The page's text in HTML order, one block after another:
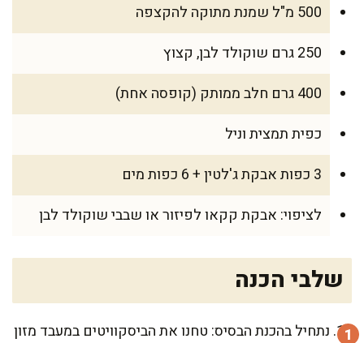
500 מ"ל שמנת מתוקה להקצפה
250 גרם שוקולד לבן, קצוץ
400 גרם חלב ממותק (קופסה אחת)
כפית תמצית וניל
3 כפות אבקת ג'לטין + 6 כפות מים
לציפוי: אבקת קקאו לפיזור או שבבי שוקולד לבן
שלבי הכנה
נתחיל בהכנת הבסיס: טחנו את הביסקוויטים במעבד מזון